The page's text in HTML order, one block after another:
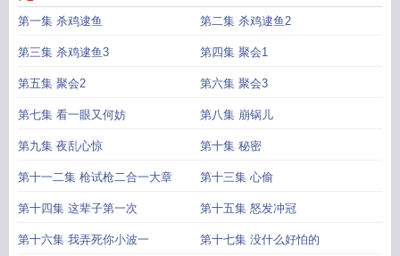
月)在线阅读嫐沟头堡的风花雪月第三部沟头堡风花雪月完整
第一集 杀鸡逮鱼 第二集 杀鸡逮鱼2
第三集 杀鸡逮鱼3 第四集 聚会1
第五集 聚会2 第六集 聚会3
第七集 看一眼又何妨 第八集 崩锅儿
第九集 夜乱心惊 第十集 秘密
第十一二集 枪试枪二合一大章 第十三集 心偷
第十四集 这辈子第一次 第十五集 怒发冲冠
第十六集 我弄死你小波一 第十七集 没什么好怕的